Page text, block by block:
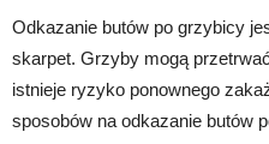
Odkazanie butów po grzybicy
skarpet. Grzyby mogą
istnieje ryzyko ponownego
sposobów na odkazanie butów